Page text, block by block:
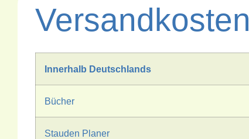
Versandkosten
Innerhalb Deutschlands
Bücher
Stauden Planer